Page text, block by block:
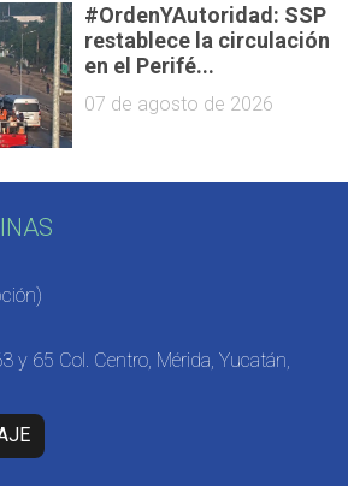
#OrdenYAutoridad: SSP
restablece la circulación
en el Perifé...
07 de agosto de 2026
y 65 Col. Centro, Mérida, Yucatán,